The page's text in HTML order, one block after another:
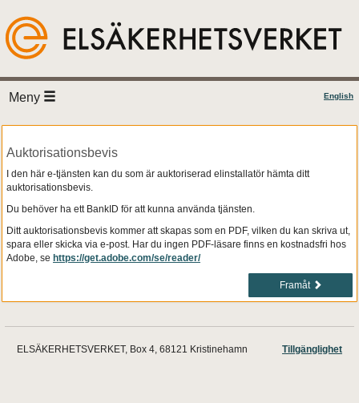
Meny English
Auktorisationsbevis
I den här e-tjänsten kan du som är auktoriserad elinstallatör hämta ditt
auktorisationsbevis.
Du behöver ha ett BankID för att kunna använda tjänsten.
Ditt auktorisationsbevis kommer att skapas som en PDF, vilken du kan skriva ut,
spara eller skicka via e-post. Har du ingen PDF-läsare finns en kostnadsfri hos
Adobe, se https://get.adobe.com/se/reader/
Framåt
ELSÄKERHETSVERKET, Box 4, 68121 Kristinehamn Tillgänglighet